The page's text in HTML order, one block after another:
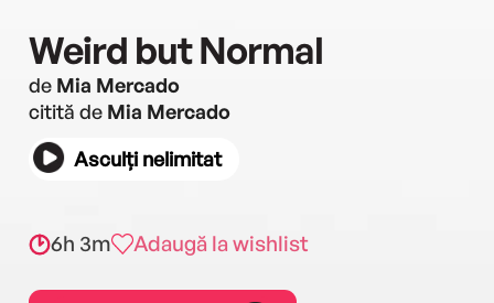
Weird but Normal
de Mia Mercado
citită de Mia Mercado
Asculți nelimitat
6h 3m Adaugă la wishlist